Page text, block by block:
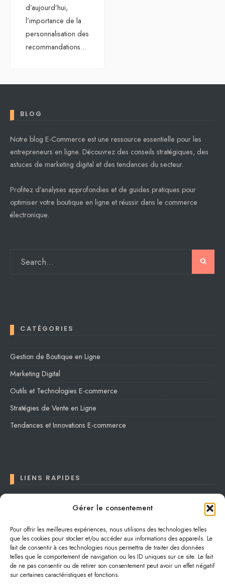
Gérer le consentement
Pour offrir les meilleures expériences, nous utilisons des technologies telles
que les cookies pour stocker et/ou accéder aux informations des appareils. Le
fait de consentir à ces technologies nous permettra de traiter des données
telles que le comportement de navigation ou les ID uniques sur ce site. Le fait
de ne pas consentir ou de retirer son consentement peut avoir un effet négatif
sur certaines caractéristiques et fonctions.
d’aujourd’hui,
l’importance de la
personnalisation des
recommandations...
BLOG
Notre blog E-Commerce est une ressource essentielle pour les
entrepreneurs en ligne. Découvrez des conseils stratégiques, des
astuces de marketing digital et des tendances du secteur.
Profitez d’analyses approfondies et de guides pratiques pour
optimiser votre boutique en ligne et réussir dans le commerce
électronique.
CATÉGORIES
Gestion de Boutique en Ligne
Marketing Digital
Outils et Technologies E-commerce
Stratégies de Vente en Ligne
Tendances et Innovations E-commerce
LIENS RAPIDES
Confidentialité
Plan du site